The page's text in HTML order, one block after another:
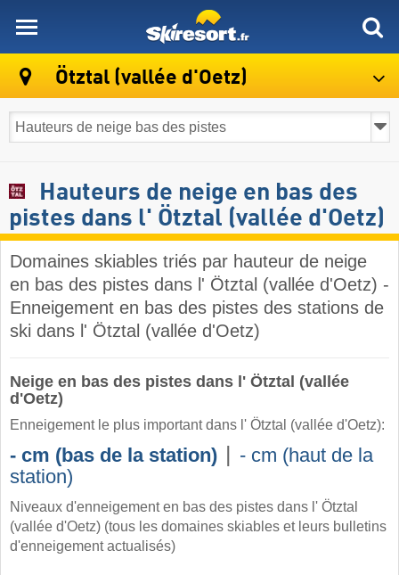
Ötztal (vallée d'Oetz)
Hauteurs de neige en bas des
pistes dans l' Ötztal (vallée d'Oetz)
Domaines skiables triés par hauteur de neige
en bas des pistes dans l' Ötztal (vallée d'Oetz) -
Enneigement en bas des pistes des stations de
ski dans l' Ötztal (vallée d'Oetz) ​
Neige en bas des pistes dans l' Ötztal (vallée
d'Oetz)
Enneigement le plus important dans l' Ötztal (vallée d'Oetz):
- cm (bas de la station) | - cm (haut de la
station)
Niveaux d'enneigement en bas des pistes dans l' Ötztal
(vallée d'Oetz) (tous les domaines skiables et leurs bulletins
d'enneigement actualisés)